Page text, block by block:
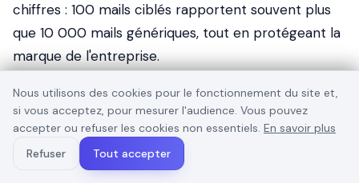
chiffres : 100 mails ciblés rapportent souvent plus
que 10 000 mails génériques, tout en protégeant la
marque de l'entreprise.
Ressource externe
recommandée
Nous utilisons des cookies pour le fonctionnement du site et,
si vous acceptez, pour mesurer l'audience. Vous pouvez
accepter ou refuser les cookies non essentiels. En savoir plus
Refuser
Tout accepter